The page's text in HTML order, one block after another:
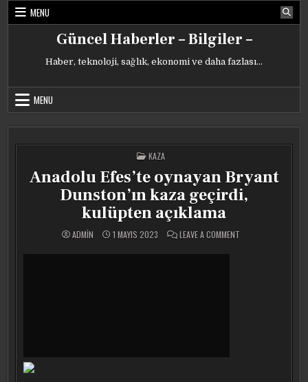
Skip
MENU
Güncel Haberler – Bilgiler –
Haber, teknoloji, sağlık, ekonomi ve daha fazlası…
MENU
POSTED
IN
KAZA
Anadolu Efes’te oynayan Bryant
Dunston’ın kaza geçirdi,
kulüpten açıklama
ADMIN 1 MAYIS 2023 LEAVE A COMMENTON